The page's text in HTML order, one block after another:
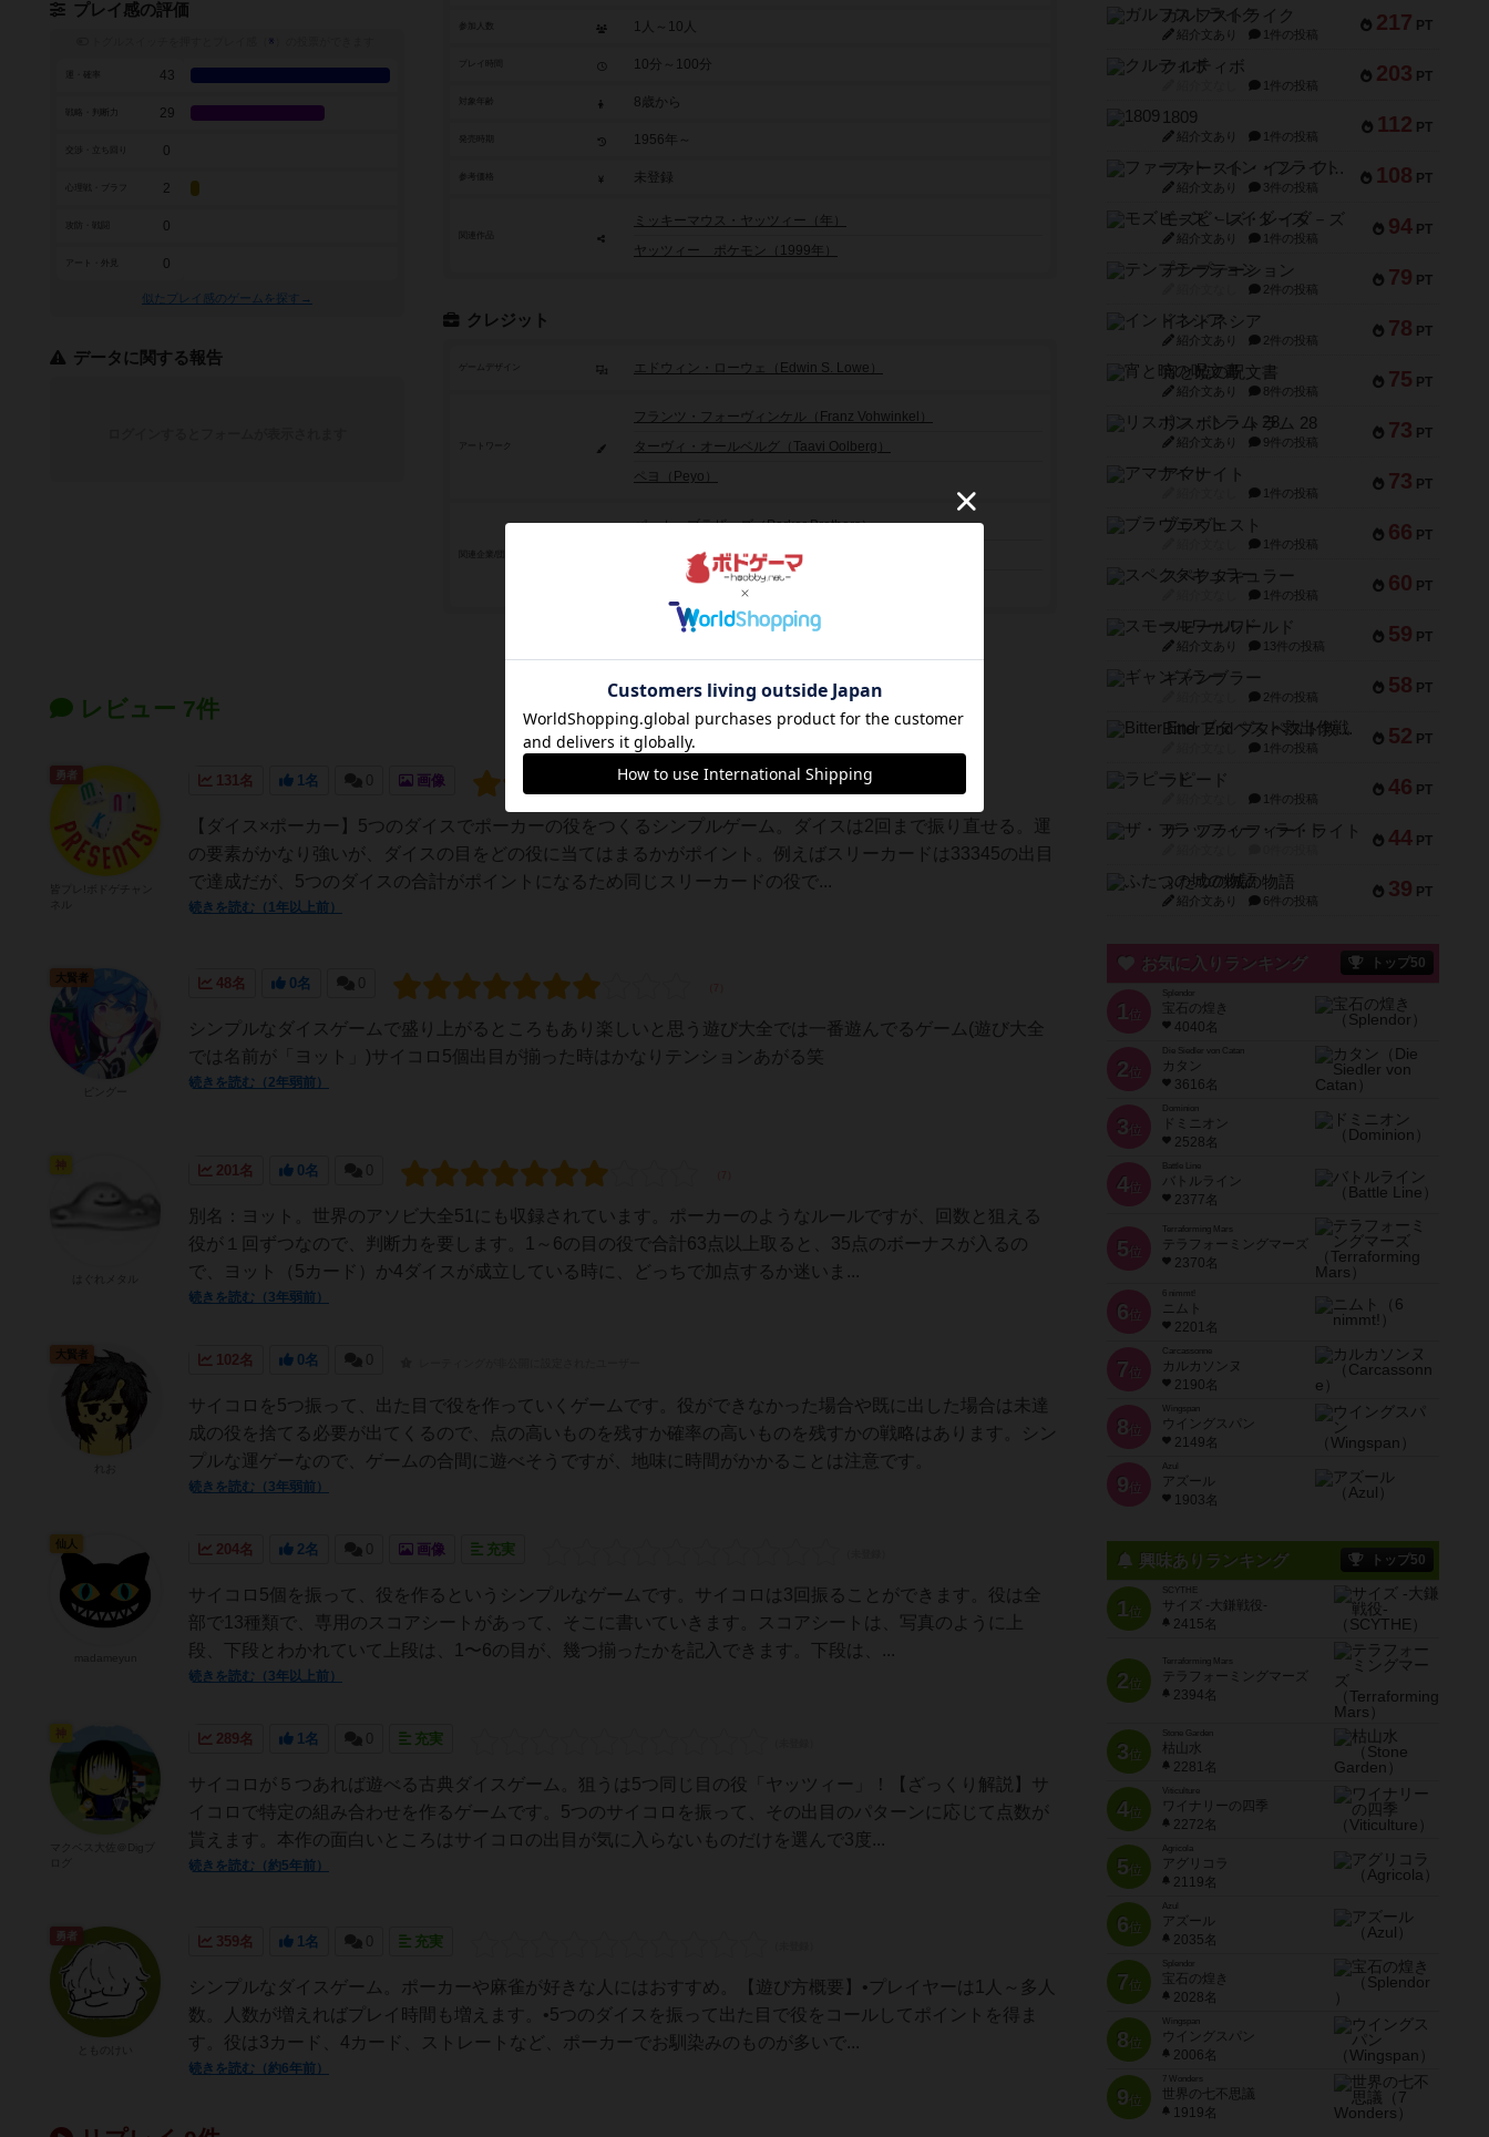
参加人数 1人～10人
10分～100分
8歳から
1956年～
参考価格 未登録
関連作品
ミッキーマウス・ヤッツィー（年）
ヤッツィー ポケモン（1999年）
クレジット
ゲームデザイン エドウィン・ローウェ（Edwin S. Lowe）
アートワーク
フランツ・フォーヴィンケル（Franz Vohwinkel）
ターヴィ・オールベルグ（Taavi Oolberg）
ペヨ（Peyo）
パーカーブラザーズ（Parker Brothers）
ハナヤマ（HANAYAMA）
ミルトン ブラッドリー（Milton Bradley）
プレイ感の評価
※
43
戦略・判断力 29
0
2
0
アート・外見 0
似たプレイ感のゲームを探す→
データに関する報告
レビュー 7件
131名 1名 0 画像
【ダイス×ポーカー】5つのダイスでポーカーの役をつくるシンプルゲーム。ダイスは2回まで振り直せる。運
の要素がかなり強いが、ダイスの目をどの役に当てはまるかがポイント。例えばスリーカードは33345の出目
で達成だが、5つのダイスの合計がポイントになるため同じスリーカードの役で...
続きを読む（1年以上前）
勇者
48名 0名 0
シンプルなダイスゲームで盛り上がるところもあり楽しいと思う遊び大全では一番遊んでるゲーム(遊び大全
では名前が「ヨット」)サイコロ5個出目が揃った時はかなりテンションあがる笑
続きを読む（2年弱前）
大賢者
201名 0名 0
別名：ヨット。世界のアソビ大全51にも収録されています。ポーカーのようなルールですが、回数と狙える
役が１回ずつなので、判断力を要します。1～6の目の役で合計63点以上取ると、35点のボーナスが入るの
で、ヨット（5カード）か4ダイスが成立している時に、どっちで加点するか迷いま...
続きを読む（3年弱前）
102名 0名 0
サイコロを5つ振って、出た目で役を作っていくゲームです。役ができなかった場合や既に出した場合は未達
成の役を捨てる必要が出てくるので、点の高いものを残すか確率の高いものを残すかの戦略はあります。シン
プルな運ゲーなので、ゲームの合間に遊べそうですが、地味に時間がかかることは注意です。
続きを読む（3年弱前）
大賢者
204名 2名 0 画像 充実
サイコロ5個を振って、役を作るというシンプルなゲームです。サイコロは3回振ることができます。役は全
部で13種類で、専用のスコアシートがあって、そこに書いていきます。スコアシートは、写真のように上
段、下段とわかれていて上段は、1〜6の目が、幾つ揃ったかを記入できます。下段は、...
続きを読む（3年以上前）
仙人
289名 1名 0 充実
サイコロが５つあれば遊べる古典ダイスゲーム。狙うは5つ同じ目の役「ヤッツィー」！【ざっくり解説】サ
イコロで特定の組み合わせを作るゲームです。5つのサイコロを振って、その出目のパターンに応じて点数が
貰えます。本作の面白いところはサイコロの出目が気に入らないものだけを選んで3度...
続きを読む（約5年前）
359名 1名 0 充実
シンプルなダイスゲーム。ポーカーや麻雀が好きな人にはおすすめ。【遊び方概要】•プレイヤーは1人～多人
数。人数が増えればプレイ時間も増えます。•5つのダイスを振って出た目で役をコールしてポイントを得ま
す。役は3カード、4カード、ストレートなど、ポーカーでお馴染みのものが多いで...
続きを読む（約6年前）
勇者
217 PT
ガルフストライク
紹介文あり 1件の投稿
203 PT
クルティボ
1件の投稿
112 PT
1809
紹介文あり 1件の投稿
108 PT
ファースト・イン・フライト
紹介文あり 3件の投稿
94 PT
モズビ－ズ・レイダ－ズ
紹介文あり 1件の投稿
79 PT
テンプテーション
2件の投稿
78 PT
インドネシア
紹介文あり 2件の投稿
75 PT
宵と暁の呪文書
紹介文あり 8件の投稿
73 PT
リスボン・トラム 28
紹介文あり 9件の投稿
73 PT
アマナイト
1件の投稿
66 PT
ブラヴェスト
1件の投稿
60 PT
スペクタキュラー
1件の投稿
59 PT
スモールワールド
紹介文あり 13件の投稿
58 PT
ギャンブラー
2件の投稿
52 PT
Bitter End ブタペスト救出作戦
1件の投稿
46 PT
ラピード
1件の投稿
44 PT
ザ・フラッフィー・ライト
39 PT
ふたつの城の物語
紹介文あり 6件の投稿
お気に入りランキング トップ50
1 位
宝石の煌き
4040名
2 位
Die Siedler von Catan
カタン
3616名
3 位
ドミニオン
2528名
4位
Battle Line
バトルライン
2377名
5 位
Terraforming Mars
テラフォーミングマーズ
2370名
6 位
ニムト
2201名
7 位
Carcassonne
カルカソンヌ
2190名
8 位
Wingspan
ウイングスパン
2149名
9 位
Azul
アズール
1903名
興味ありランキング トップ50
1位
SCYTHE
サイズ -大鎌戦役-
2415名
2位
Terraforming Mars
テラフォーミングマーズ
2394名
3位
Stone Garden
枯山水
2281名
4位
Viticulture
ワイナリーの四季
2272名
5位
Agricola
アグリコラ
2119名
6位
Azul
アズール
2035名
7位
宝石の煌き
2028名
8位
Wingspan
ウイングスパン
2006名
9位
7 Wonders
世界の七不思議
1919名